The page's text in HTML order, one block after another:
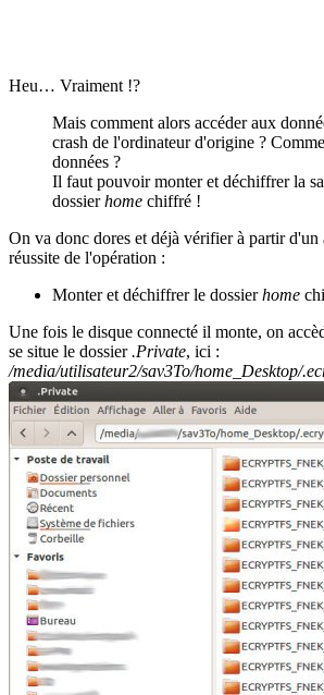
Heu… Vraiment !?
Mais comment alors accéder aux
crash de l'ordinateur d'origine ?
données ?
Il faut pouvoir monter et déchiffrer la
dossierhome chiffré !
On va donc dores et déjà vérifier à partir d'un
réussite de l'opération :
Monter et déchiffrer le dossierhome
Une fois le disque connecté il monte, on
se situe le dossier.Private, ici :
/media/utilisateur2/sav3To/home_Desktop/